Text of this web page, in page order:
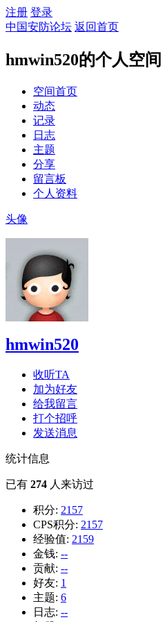
注册 登录
中国安防论坛 返回首页
hmwin520的个人空间
空间首页
动态
记录
日志
主题
分享
留言板
个人资料
头像
hmwin520
收听TA
加为好友
给我留言
打个招呼
发送消息
统计信息
已有 274 人来访过
积分: 2157
CPS积分: 2157
经验值: 2159
金钱: --
贡献: --
好友: 1
主题: 6
日志: --